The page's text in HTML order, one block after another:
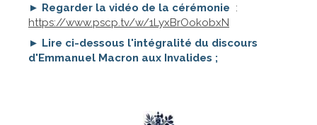
► Regarder la vidéo de la cérémonie :
https://www.pscp.tv/w/1LyxBrOokobxN
► Lire ci-dessous l'intégralité du discours
d'Emmanuel Macron aux Invalides ;